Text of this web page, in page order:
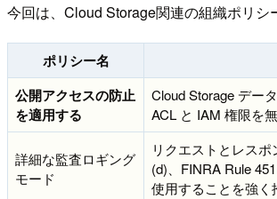
今回は、Cloud Storage関連の組織ポリ
ポリシー名
公開アクセスの防止
を適用する
Cloud Storage デー
ACL と IAM 権限を
詳細な監査ロギング
モード
リクエストとレス
(d)、FINRA Rule
使用することを強く